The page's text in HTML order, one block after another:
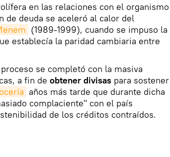
en las relaciones con el organismo
de deuda se aceleró al calor del
(1989-1999), cuando se impuso la
establecía la paridad cambiaria entre
se completó con la masiva
a fin de obtener divisas para sostener
años más tarde que durante dicha
complaciente" con el país
de los créditos contraídos.